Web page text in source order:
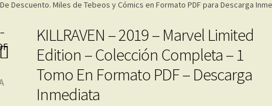
KILLRAVEN – 2019 – Marvel Limited
Edition – Colección Completa – 1
Tomo En Formato PDF – Descarga
Inmediata